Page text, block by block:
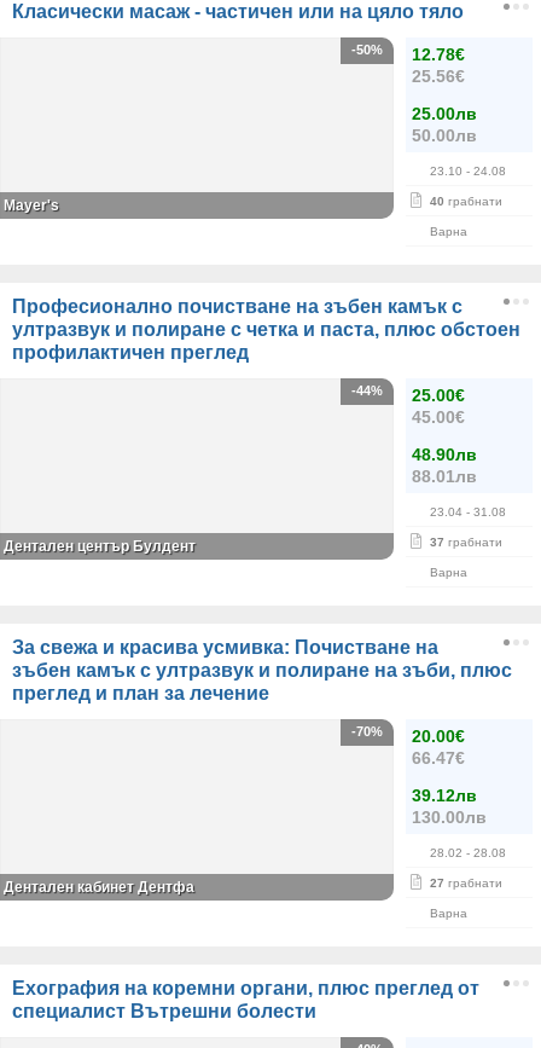
Класически масаж - частичен или на цяло тяло
12.78€
25.56€
25.00лв
50.00лв
23.10 - 24.08
40 грабнати
Варна
-50%
Mayer's
Професионално почистване на зъбен камък с
ултразвук и полиране с четка и паста, плюс обстоен
профилактичен преглед
25.00€
45.00€
48.90лв
88.01лв
23.04 - 31.08
37 грабнати
Варна
-44%
Дентален център Булдент
За свежа и красива усмивка: Почистване на
зъбен камък с ултразвук и полиране на зъби, плюс
преглед и план за лечение
20.00€
66.47€
39.12лв
130.00лв
28.02 - 28.08
27 грабнати
Варна
-70%
Дентален кабинет Дентфа
Ехография на коремни органи, плюс преглед от
специалист Вътрешни болести